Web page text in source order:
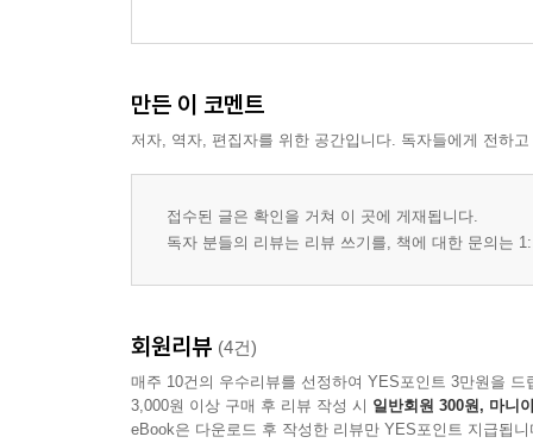
만든 이 코멘트
저자, 역자, 편집자를 위한 공간입니다. 독자들에게 전하
접수된 글은 확인을 거쳐 이 곳에 게재됩니다.
독자 분들의 리뷰는 리뷰 쓰기를, 책에 대한 문의는
회원리뷰 (4건)
매주 10건의 우수리뷰를 선정하여 YES포인트 3만원을 드
3,000원 이상 구매 후 리뷰 작성 시 일반회원 300원, 마니
eBook은 다운로드 후 작성한 리뷰만 YES포인트 지급됩니